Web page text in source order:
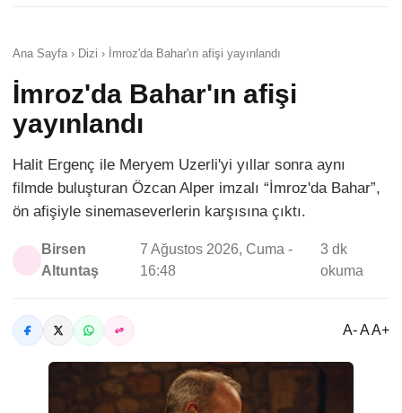
Ana Sayfa › Dizi › İmroz'da Bahar'ın afişi yayınlandı
İmroz'da Bahar'ın afişi
yayınlandı
Halit Ergenç ile Meryem Uzerli'yi yıllar sonra aynı
filmde buluşturan Özcan Alper imzalı “İmroz'da Bahar”,
ön afişiyle sinemaseverlerin karşısına çıktı.
Birsen
Altuntaş
7 Ağustos 2026, Cuma -
16:48
3 dk
okuma
A- A A+